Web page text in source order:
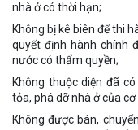
nhà ở có thời hạn;
Không bị kê biên để thi
quyết định hành chính
nước có thẩm quyền;
Không thuộc diện đã
tỏa, phá dỡ nhà ở của
Không được bán,